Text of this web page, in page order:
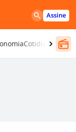
Assine
Cotidiano